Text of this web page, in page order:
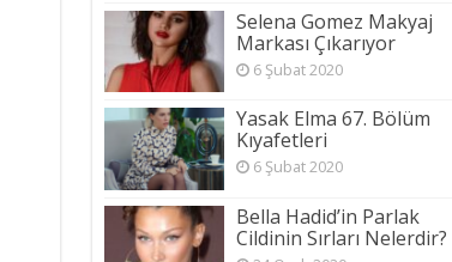
Selena Gomez Makyaj
Markası Çıkarıyor
6 Şubat 2020
Yasak Elma 67. Bölüm
Kıyafetleri
6 Şubat 2020
Bella Hadid’in Parlak
Cildinin Sırları Nelerdir?